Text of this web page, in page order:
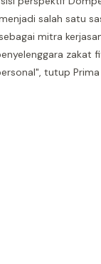
salah satu
mitra
zakat
tutup Prima